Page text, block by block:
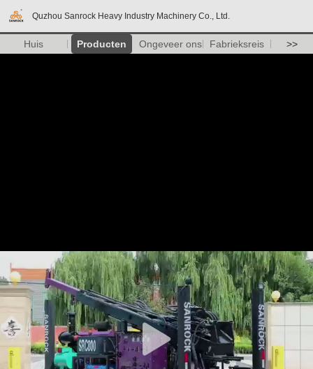
Quzhou Sanrock Heavy Industry Machinery Co., Ltd.
Huis Producten Ongeveer ons Fabrieksreis >>